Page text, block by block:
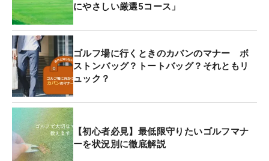
にやさしい厳選5コース」
ゴルフ場に行くときのカバンのマナー ボ
ストンバッグ？トートバッグ？それともリ
ュック？
【初心者必見】最低限守りたいゴルフマナ
ーを状況別に徹底解説